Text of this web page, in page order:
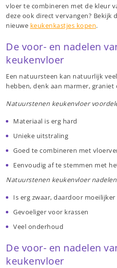
vloer te combineren met de kleur
deze ook direct vervangen? Bekijk
nieuwe keukenkastjes kopen.
De voor- en nadelen
keukenvloer
Een natuursteen kan natuurlijk
hebben, denk aan marmer, graniet
Natuurstenen keukenvloer
Materiaal is erg hard
Unieke uitstraling
Goed te combineren met
Eenvoudig af te stemmen met
Natuurstenen keukenvloer
Is erg zwaar, daardoor moeilijker
Gevoeliger voor krassen
Veel onderhoud
De voor- en nadelen
keukenvloer